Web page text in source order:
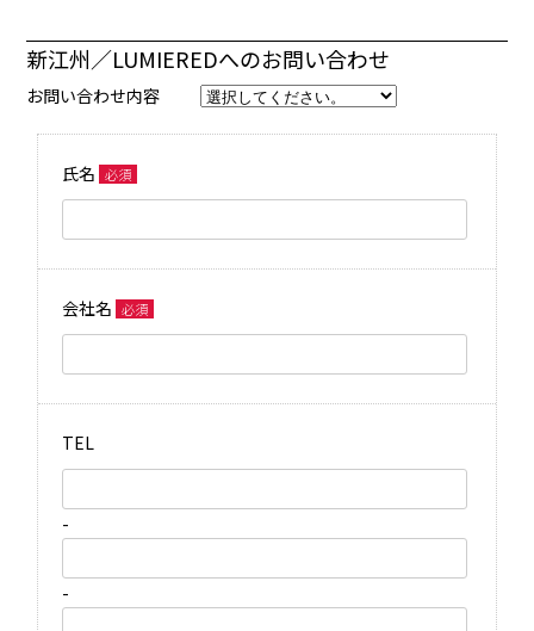
新江州／LUMIEREDへのお問い合わせ
お問い合わせ内容
氏名 必須
会社名 必須
TEL
-
-